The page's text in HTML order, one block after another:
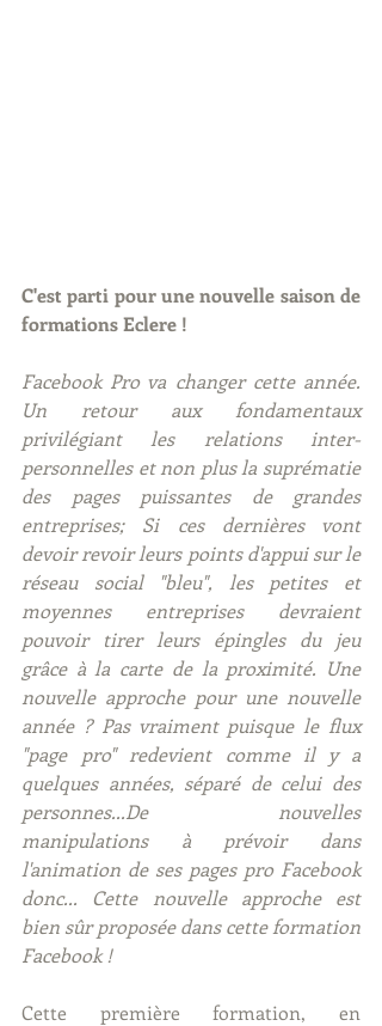
C'est parti pour une nouvelle saison de
formations Eclere !
Facebook Pro va changer cette année.
Un retour aux fondamentaux
privilégiant les relations inter-
personnelles et non plus la suprématie
des pages puissantes de grandes
entreprises; Si ces dernières vont
devoir revoir leurs points d'appui sur le
réseau social "bleu", les petites et
moyennes entreprises devraient
pouvoir tirer leurs épingles du jeu
grâce à la carte de la proximité. Une
nouvelle approche pour une nouvelle
année ? Pas vraiment puisque le flux
"page pro" redevient comme il y a
quelques années, séparé de celui des
personnes...De nouvelles
manipulations à prévoir dans
l'animation de ses pages pro Facebook
donc... Cette nouvelle approche est
bien sûr proposée dans cette formation
Facebook !
Cette première formation, en